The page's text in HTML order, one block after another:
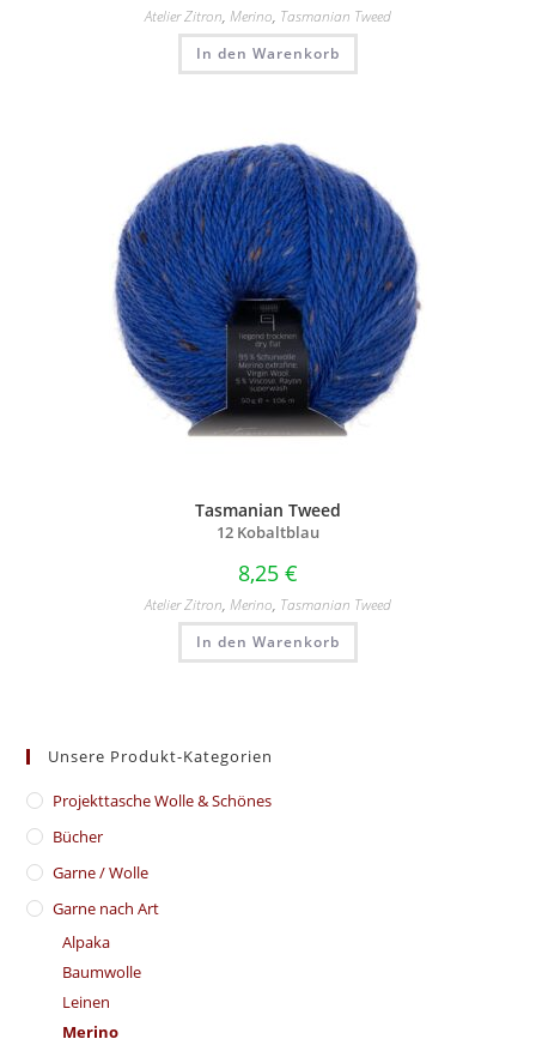
Atelier Zitron, Merino, Tasmanian Tweed
In den Warenkorb
Tasmanian Tweed
12 Kobaltblau
8,25 €
Atelier Zitron, Merino, Tasmanian Tweed
In den Warenkorb
Unsere Produkt-Kategorien
​Projekttasche Wolle & Schönes
Bücher
Garne / Wolle
Garne nach Art
Alpaka
Baumwolle
Leinen
Merino